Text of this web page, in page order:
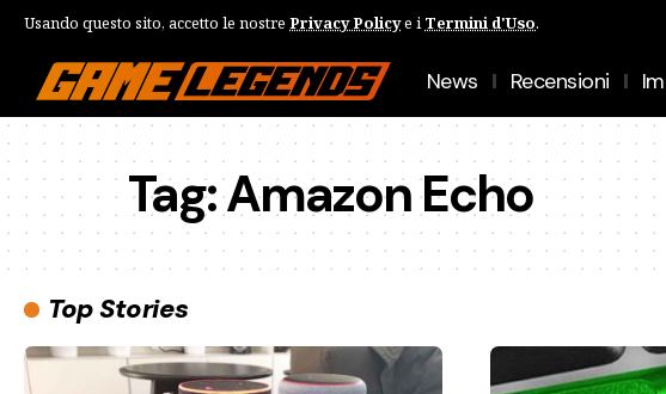
Usando questo sito, accetto le nostre Privacy Policye i Termini d'Uso.
News Recensioni
Tag:Amazon Echo
Top Stories